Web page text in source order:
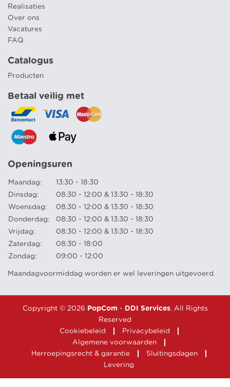
Realisaties
Over ons
Vacatures
FAQ
Catalogus
Producten
Betaal veilig met
Openingsuren
Maandag:
13:30 - 18:30
Dinsdag:
08:30 - 12:00 & 13:30 - 18:30
Woensdag:
08:30 - 12:00 & 13:30 - 18:30
Donderdag:
08:30 - 12:00 & 13:30 - 18:30
Vrijdag:
08:30 - 12:00 & 13:30 - 18:30
Zaterdag:
08:30 - 18:00
Zondag:
09:00 - 12:00
Maandagvoormiddag worden er wel leveringen uitgevoerd.
Copyright © 2026 PopCom - DDI Services. All Rights
Reserved
Cookiebeleid
Privacybeleid
Algemene voorwaarden
Herroepingsrecht & garantie
Sluitingsdagen
Levering